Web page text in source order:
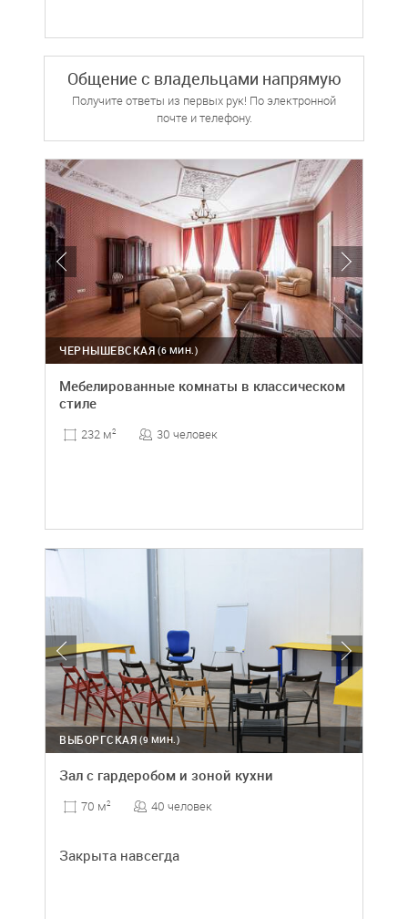
Общение с владельцами напрямую
Получите ответы из первых рук! По электронной
почте и телефону.
(6 МИН.)
ЧЕРНЫШЕВСКАЯ
Мебелированные комнаты в классическом
стиле
232 м2 30 человек
(9 МИН.)
ВЫБОРГСКАЯ
Зал с гардеробом и зоной кухни
70 м2 40 человек
Закрыта навсегда